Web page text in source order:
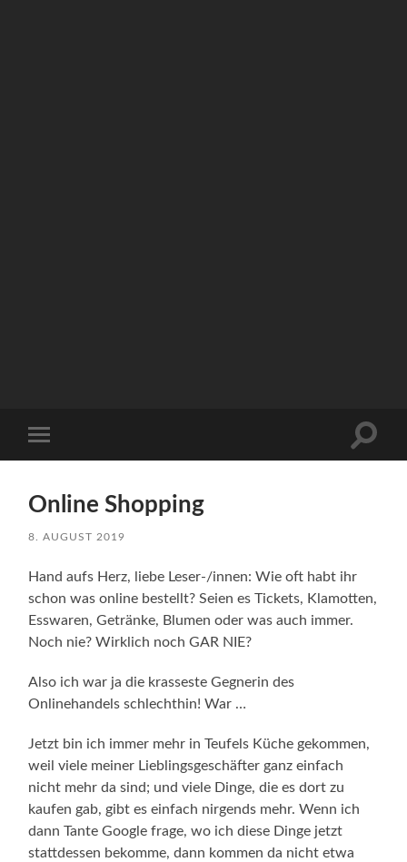
Menü
Online Shopping
8. AUGUST 2019
Hand aufs Herz, liebe Leser-/innen: Wie oft habt ihr
schon was online bestellt? Seien es Tickets, Klamotten,
Esswaren, Getränke, Blumen oder was auch immer.
Noch nie? Wirklich noch GAR NIE?
Also ich war ja die krasseste Gegnerin des
Onlinehandels schlechthin! War …
Jetzt bin ich immer mehr in Teufels Küche gekommen,
weil viele meiner Lieblingsgeschäfter ganz einfach
nicht mehr da sind; und viele Dinge, die es dort zu
kaufen gab, gibt es einfach nirgends mehr. Wenn ich
dann Tante Google frage, wo ich diese Dinge jetzt
stattdessen bekomme, dann kommen da nicht etwa